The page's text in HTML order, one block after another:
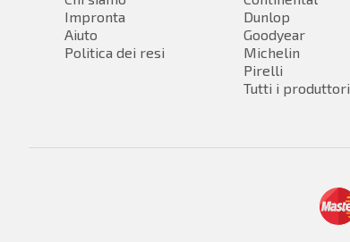
Impronta
Aiuto
Politica dei resi
Dunlop
Goodyear
Michelin
Pirelli
Tutti i produttori